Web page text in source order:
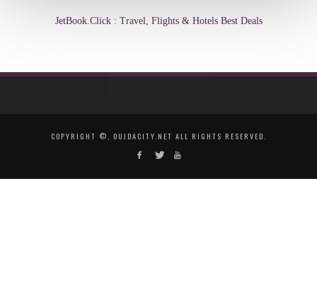
JetBook.Click : Travel, Flights & Hotels Best Deals
COPYRIGHT ©, OUJDACITY.NET ALL RIGHTS RESERVED.